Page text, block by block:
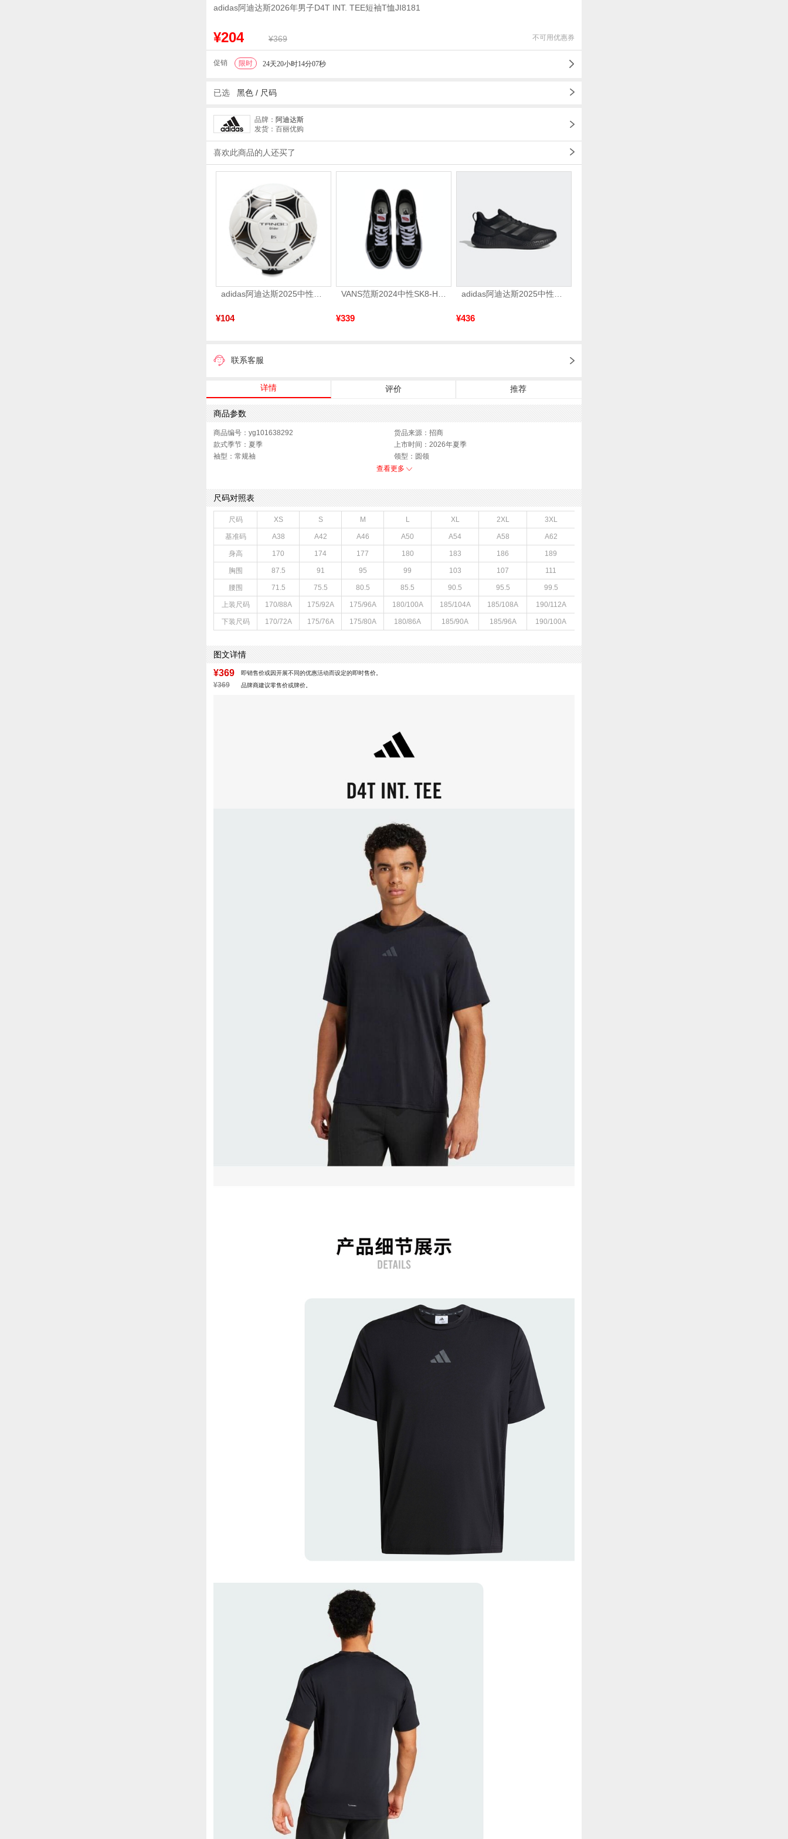
adidas阿迪达斯2026年男子D4T INT. TEE短袖T恤JI8181
¥204 ¥369 不可用优惠券
促销 限时 24天20小时14分06秒
已选 黑色 / 尺码
品牌： 阿迪达斯
发货：百丽优购
喜欢此商品的人还买了
adidas阿迪达斯2025中性TANGO GLIDER足球S12241
¥104
VANS范斯2024中性SK8-HiCL帆布鞋/硫化鞋VN000D5IB8C
¥339
adidas阿迪达斯2025中性edge gamedaySPW FTW-跑步GW2499
¥436
联系客服
详情 评价 推荐
商品参数
商品编号：yg101638292
货品来源：招商
款式季节：夏季
上市时间：2026年夏季
袖型：常规袖
领型：圆领
运动款式：短袖T恤
查看更多
尺码对照表
尺码 XS S M L XL 2XL 3XL
基准码 A38 A42 A46 A50 A54 A58 A62
身高 170 174 177 180 183 186 189
胸围 87.5 91 95 99 103 107 111
腰围 71.5 75.5 80.5 85.5 90.5 95.5 99.5
上装尺码 170/88A 175/92A 175/96A 180/100A 185/104A 185/108A 190/112A
下装尺码 170/72A 175/76A 175/80A 180/86A 185/90A 185/96A 190/100A
图文详情
¥369 即销售价或因开展不同的优惠活动而设定的即时售价。
¥369 品牌商建议零售价或牌价。